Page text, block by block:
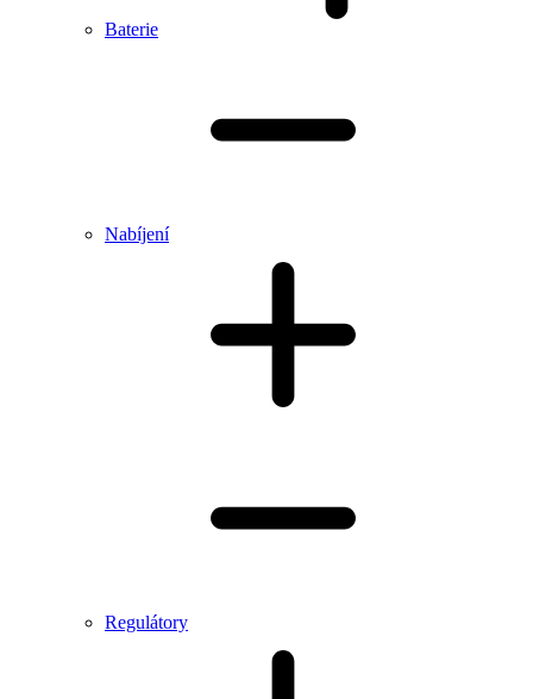
Baterie
Nabíjení
Regulátory